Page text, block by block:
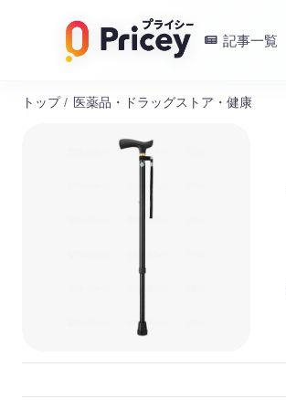
記事一覧
トップ / 医薬品・ドラッグストア・健康